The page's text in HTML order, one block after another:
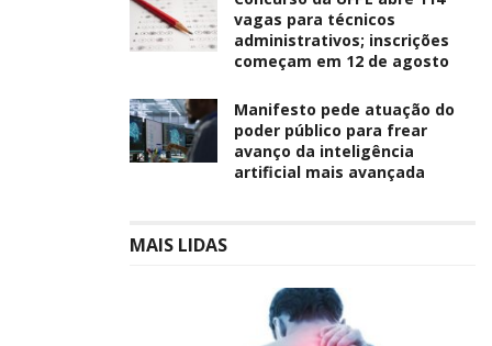
vagas para técnicos
administrativos; inscrições
começam em 12 de agosto
Manifesto pede atuação do
poder público para frear
avanço da inteligência
artificial mais avançada
MAIS LIDAS